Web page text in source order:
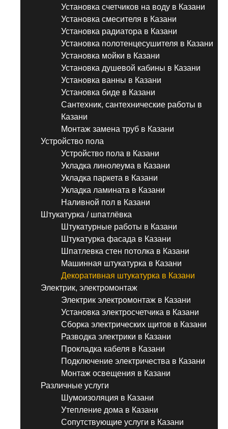
Установка счетчиков на воду в Казани
Установка смесителя в Казани
Установка радиатора в Казани
Установка полотенцесушителя в Казани
Установка мойки в Казани
Установка душевой кабины в Казани
Установка ванны в Казани
Установка биде в Казани
Сантехник, сантехнические работы в
Казани
Монтаж замена труб в Казани
Устройство пола
Устройство пола в Казани
Укладка линолеума в Казани
Укладка паркета в Казани
Укладка ламината в Казани
Наливной пол в Казани
Штукатурка / шпатлёвка
Штукатурные работы в Казани
Штукатурка фасада в Казани
Шпатлевка стен потолка в Казани
Машинная штукатурка в Казани
Декоративная штукатурка в Казани
Электрик, электромонтаж
Электрик электромонтаж в Казани
Установка электросчетчика в Казани
Сборка электрических щитов в Казани
Разводка электрики в Казани
Прокладка кабеля в Казани
Подключение электричества в Казани
Монтаж освещения в Казани
Различные услуги
Шумоизоляция в Казани
Утепление дома в Казани
Сопутствующие услуги в Казани